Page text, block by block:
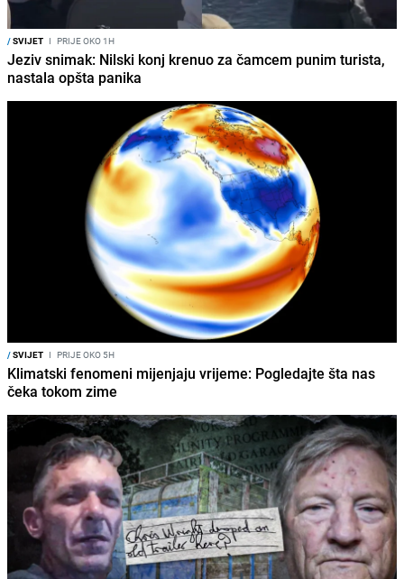
/SVIJET I PRIJE OKO 1H
Jeziv snimak: Nilski konj krenuo za čamcem punim turista,
nastala opšta panika
/SVIJET I PRIJE OKO 5H
Klimatski fenomeni mijenjaju vrijeme: Pogledajte šta nas
čeka tokom zime